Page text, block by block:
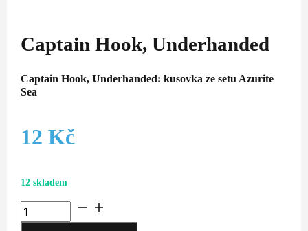
Captain Hook, Underhanded
Captain Hook, Underhanded: kusovka ze setu Azurite
Sea
12 Kč
12 skladem
Captain
Hook,